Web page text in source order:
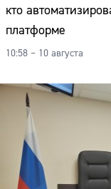
кто
платформе
10:58 – 10 августа